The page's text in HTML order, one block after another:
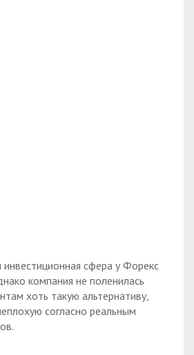
сфера у Форекс
компания не поленилась
хоть такую альтернативу,
согласно реальным